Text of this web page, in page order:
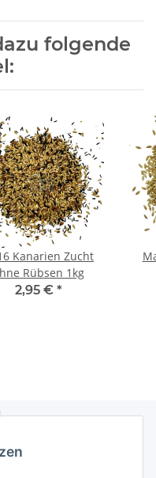
folgende
Kanarien Zucht
Rübsen 1kg
2,95 € *